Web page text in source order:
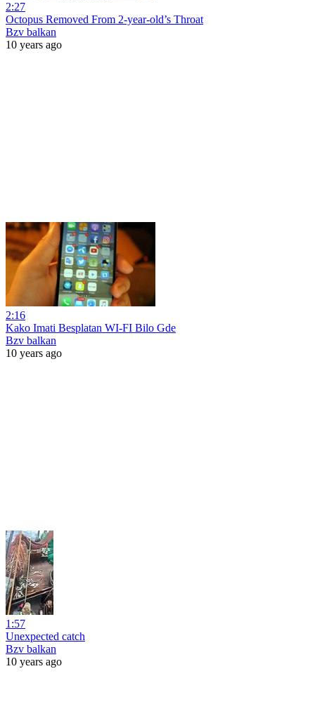
2:27
Octopus Removed From 2-year-old’s Throat
Bzv balkan
10 years ago
2:16
Kako Imati Besplatan WI-FI Bilo Gde
Bzv balkan
10 years ago
1:57
Unexpected catch
Bzv balkan
10 years ago